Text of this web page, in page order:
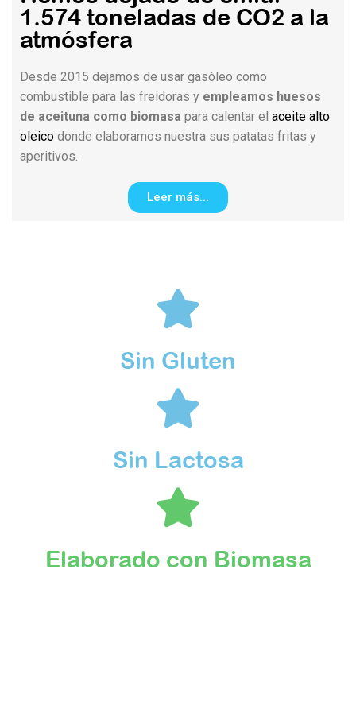
1.574 toneladas de CO2 a la
atmósfera​
Desde 2015 dejamos de usar gasóleo como
combustible para las freidoras y empleamos huesos
de aceituna como biomasa para calentar el aceite alto
oleico donde elaboramos nuestra sus patatas fritas y
aperitivos.
Leer más...
Sin Gluten
Sin Lactosa
Elaborado con Biomasa